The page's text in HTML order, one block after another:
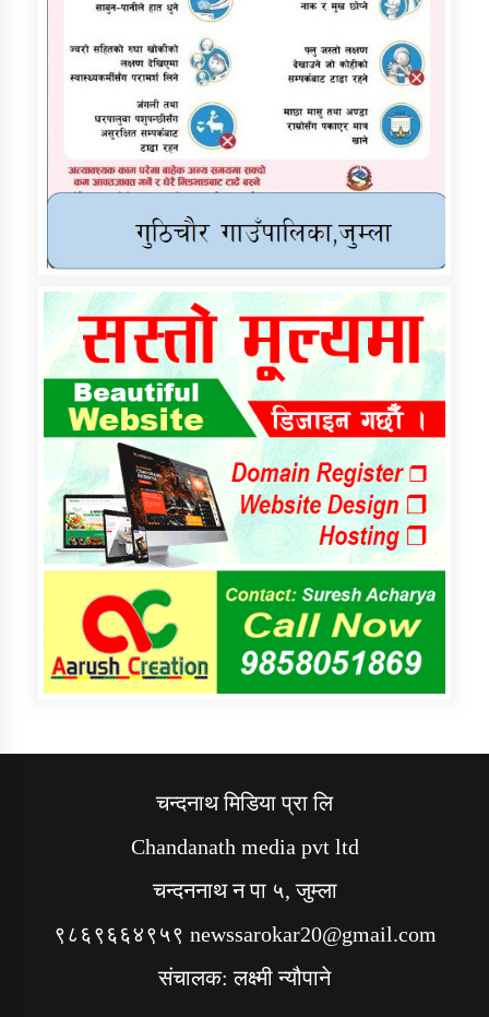
चन्दनाथ मिडिया प्रा लि
Chandanath media pvt ltd
चन्दननाथ न पा ५, जुम्ला
९८६९६६४९५९ newssarokar20@gmail.com
संचालक: लक्ष्मी न्यौपाने